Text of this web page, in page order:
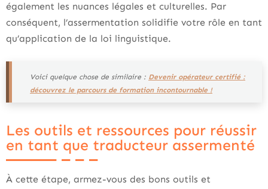
également les nuances légales et culturelles. Par
conséquent, l’assermentation solidifie votre rôle en tant
qu’application de la loi linguistique.
Voici quelque chose de similaire : Devenir opérateur certifié :
découvrez le parcours de formation incontournable !
Les outils et ressources pour réussir
en tant que traducteur assermenté
À cette étape, armez-vous des bons outils et